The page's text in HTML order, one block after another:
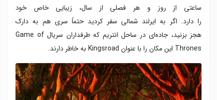
ساعتی از روز و هر فصلی از سال، زیبایی خاص خود
را دارد. اگر به ایرلند شمالی سفر کردید حتماً سری هم به دارک‌
هجز بزنید، جاده‌ای در ساحل انتریم که طرفداران سریال Game of
Thrones این مکان را با عنوان Kingsroad به خاطر دارند.